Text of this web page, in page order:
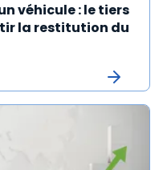
véhicule : le tiers
la restitution du